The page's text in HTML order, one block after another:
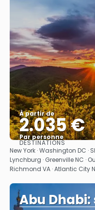
À partir de
2.035 €
Par personne
DESTINATIONS
New York · Washington DC ·
Lynchburg · Greenville NC ·
Richmond VA · Atlantic City
Abu